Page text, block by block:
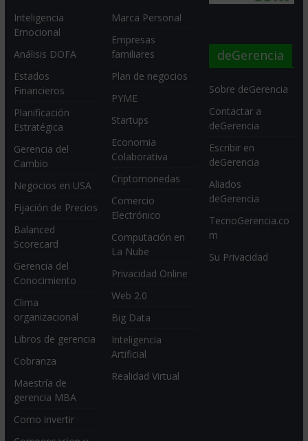
Inteligencia
Emocional
Análisis DOFA
Estados
Financieros
Planificación
Estratégica
Gerencia del
Cambio
Negocios en USA
Fijación de Precios
Balanced
Scorecard
Gerencia del
Conocimiento
Clima
organizacional
Libros de gerencia
Cobranza
Maestría de
gerencia MBA
Como invertir
Marca Personal
Empresas
familiares
Plan de negocios
PYME
Startups
Economia
Colaborativa
Criptomonedas
Comercio
Electrónico
Computación en
La Nube
Privacidad Online
Web 2.0
Big Data
Inteligencia
Artificial
Realidad Virtual
deGerencia
Sobre deGerencia
Contactar a
deGerencia
Escribir en
deGerencia
Aliados
deGerencia
TecnoGerencia.co
m
Su Privacidad